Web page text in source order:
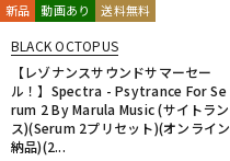
新品 動画あり 送料無料
BLACK OCTOPUS
【レゾナンスサウンドサマーセー
ル！】Spectra - Psytrance For Se
rum 2 By Marula Music (サイトラン
ス)(Serum 2プリセット)(オンライン
納品)(2...